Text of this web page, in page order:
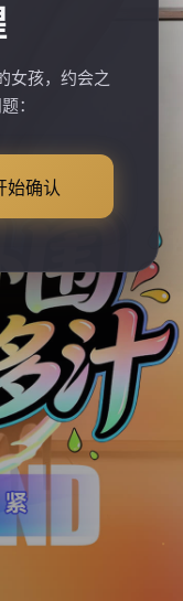
女孩，约会之
：
始确认